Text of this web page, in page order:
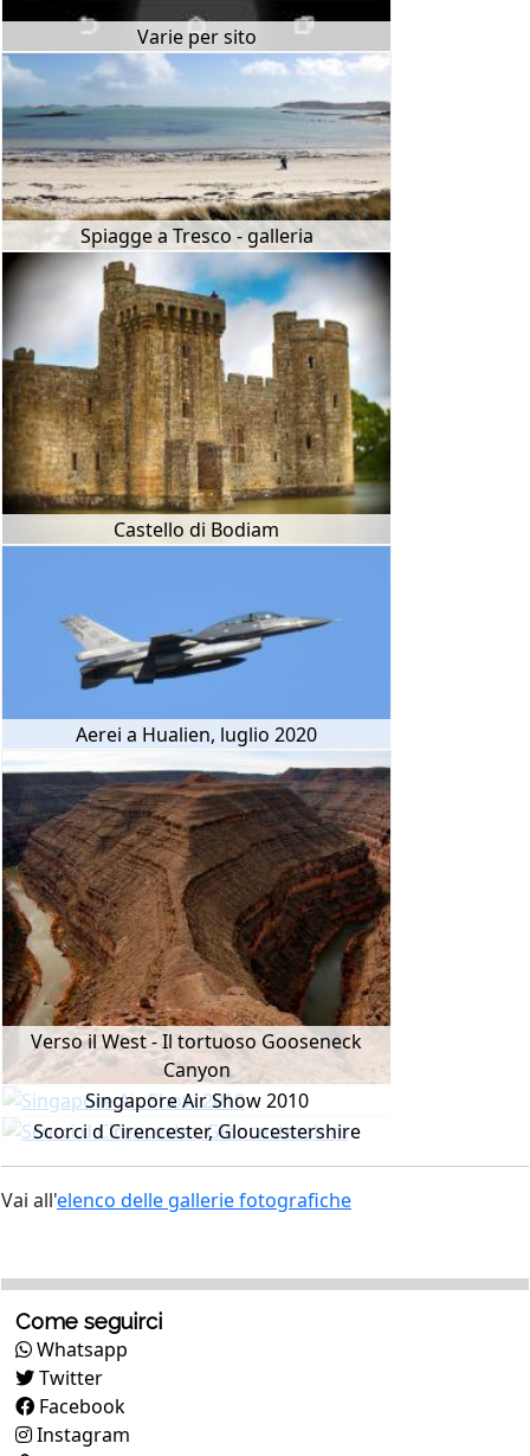
Varie per sito
Spiagge a Tresco - galleria
Castello di Bodiam
Aerei a Hualien, luglio 2020
Verso il West - Il tortuoso Gooseneck
Canyon
Singapore Air Show 2010
Scorci d Cirencester, Gloucestershire
Vai all'elenco delle gallerie fotografiche
Come seguirci
Whatsapp
Twitter
Facebook
Instagram